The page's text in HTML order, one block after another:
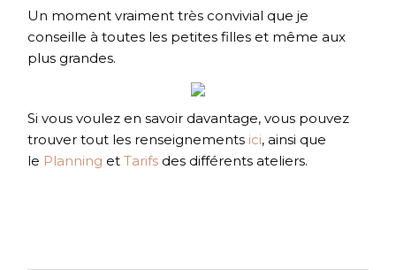
Un moment vraiment très convivial que je
conseille à toutes les petites filles et même aux
plus grandes.
Si vous voulez en savoir davantage, vous pouvez
trouver tout les renseignements ici, ainsi que
le Planning etTarifs des différents ateliers.